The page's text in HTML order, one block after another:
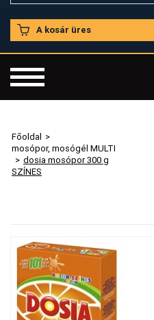
A kosár üres
Főoldal >
mosópor, mosógél MULTI
> dosia mosópor 300 g
SZÍNES